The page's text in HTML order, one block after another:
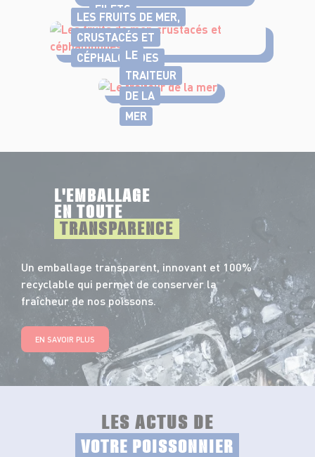
FILETS
LES FRUITS DE MER,
CRUSTACÉS ET
CÉPHALOPODES
LE
TRAITEUR
DE LA
MER
L'EMBALLAGE
EN TOUTE
TRANSPARENCE
Un emballage transparent, innovant et 100%
recyclable qui permet de conserver la
fraîcheur de nos poissons.
EN SAVOIR PLUS
LES ACTUS DE
VOTRE POISSONNIER